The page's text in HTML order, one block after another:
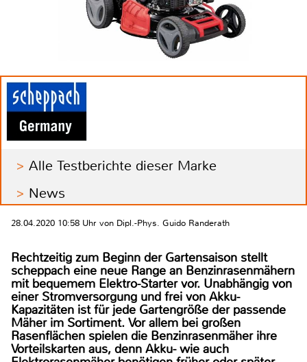
Alle Testberichte dieser Marke
News
28.04.2020 10:58 Uhr von Dipl.-Phys. Guido Randerath
Rechtzeitig zum Beginn der Gartensaison stellt
scheppach eine neue Range an Benzinrasenmähern
mit bequemem Elektro-Starter vor. Unabhängig von
einer Stromversorgung und frei von Akku-
Kapazitäten ist für jede Gartengröße der passende
Mäher im Sortiment. Vor allem bei großen
Rasenflächen spielen die Benzinrasenmäher ihre
Vorteilskarten aus, denn Akku- wie auch